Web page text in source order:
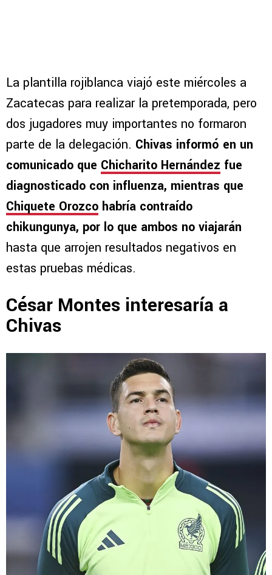
La plantilla rojiblanca viajó este miércoles a
Zacatecas para realizar la pretemporada, pero
dos jugadores muy importantes no formaron
parte de la delegación. Chivas informó en un
comunicado que Chicharito Hernández fue
diagnosticado con influenza, mientras que
Chiquete Orozco habría contraído
chikungunya, por lo que ambos no viajarán
hasta que arrojen resultados negativos en
estas pruebas médicas.
César Montes interesaría a
Chivas